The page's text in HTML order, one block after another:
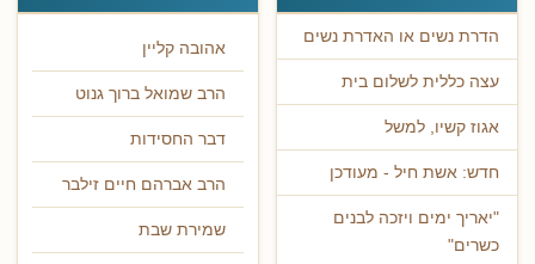
הדרת נשים או האדרת נשים
עצה כללית לשלום בית
אגוז קשיו, למשל
חדש: אשת חיל - מעודכן
"יאריך ימים ויזכה לבנים
כשרים"
אהובה קליין
הרב שמואל ברוך גנוט
דבר החסידות
הרב אברהם חיים זילבר
שמירת שבת